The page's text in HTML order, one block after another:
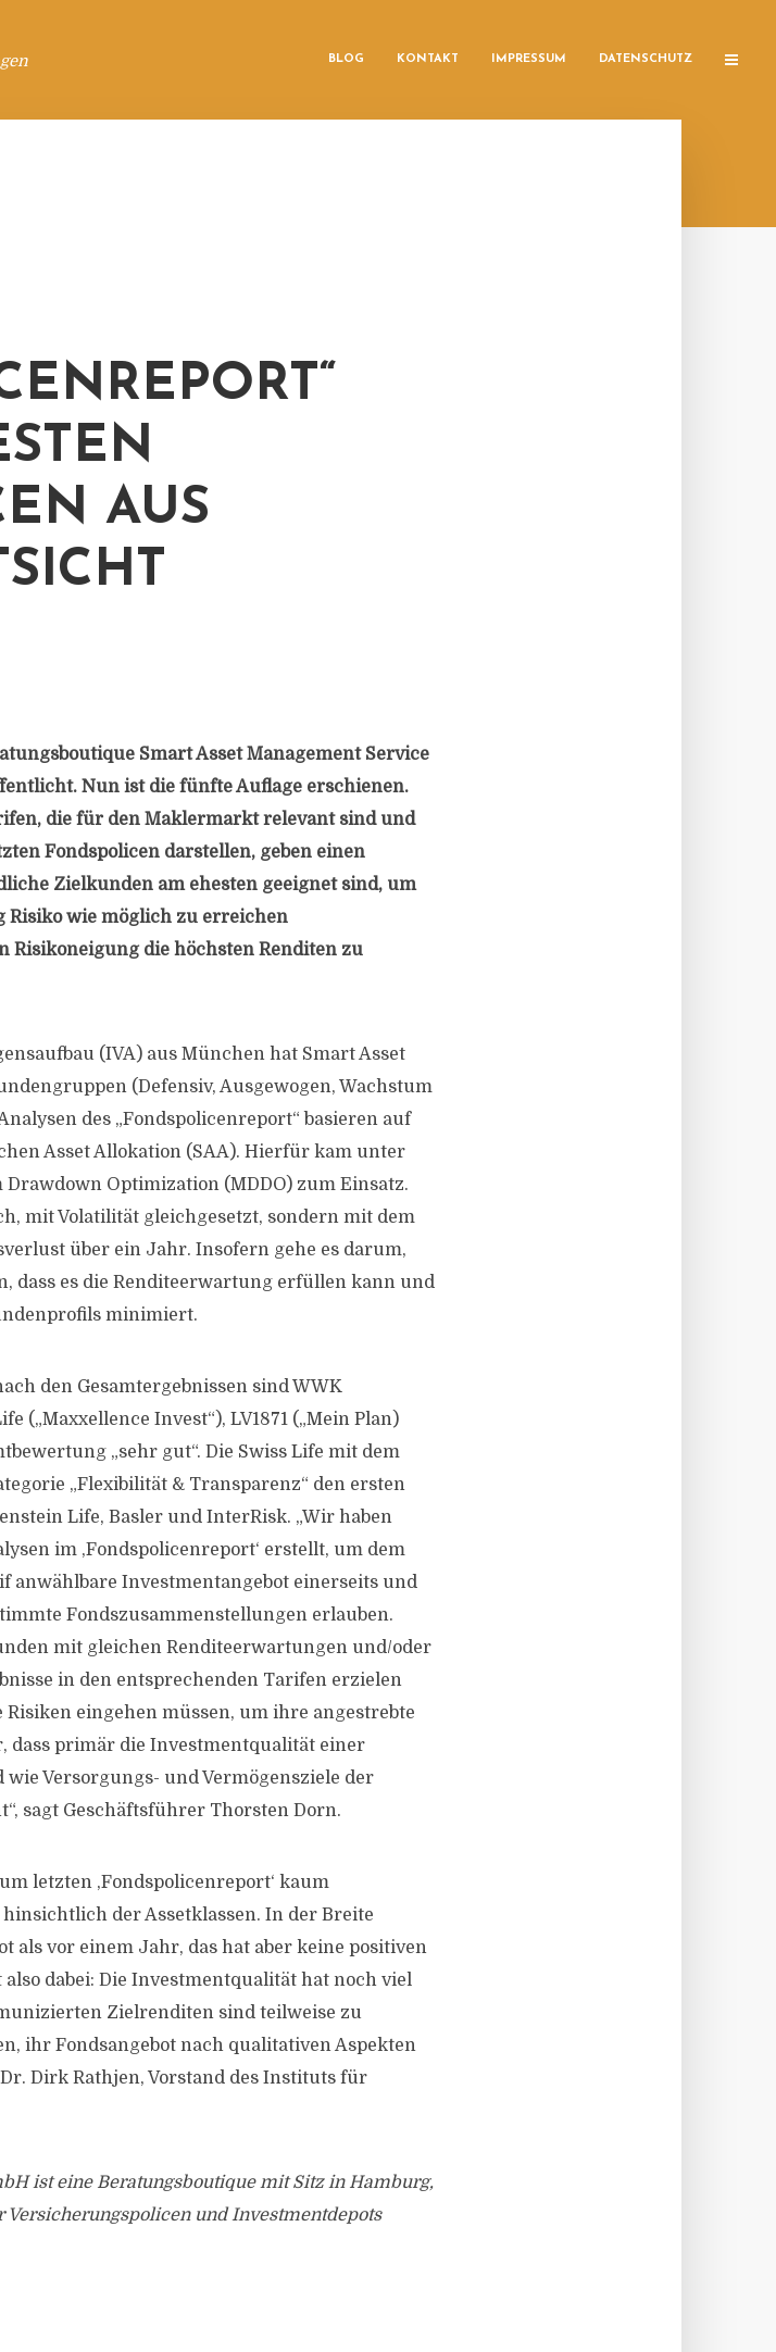
BLOG KONTAKT IMPRESSUM DATENSCHUTZ
AUS
Smart Asset Management Service
Nun ist die fünfte Auflage erschienen.
die für den Maklermarkt relevant sind und
Fondspolicen darstellen, geben einen
Zielkunden am ehesten geeignet sind, um
Risiko wie möglich zu erreichen
Risikoneigung die höchsten Renditen zu
(IVA) aus München hat Smart Asset
(Defensiv, Ausgewogen, Wachstum
des „Fondspolicenreport“ basieren auf
Asset Allokation (SAA). Hierfür kam unter
Optimization (MDDO) zum Einsatz.
mit Volatilität gleichgesetzt, sondern mit dem
über ein Jahr. Insofern gehe es darum,
dass es die Renditeerwartung erfüllen kann und
minimiert.
den Gesamtergebnissen sind WWK
(„Maxxellence Invest“), LV1871 („Mein Plan)
„sehr gut“. Die Swiss Life mit dem
„Flexibilität & Transparenz“ den ersten
Life, Basler und InterRisk. „Wir haben
im ‚Fondspolicenreport‘ erstellt, um dem
anwählbare Investmentangebot einerseits und
Fondszusammenstellungen erlauben.
mit gleichen Renditeerwartungen und/oder
in den entsprechenden Tarifen erzielen
eingehen müssen, um ihre angestrebte
dass primär die Investmentqualität einer
Versorgungs- und Vermögensziele der
sagt Geschäftsführer Thorsten Dorn.
letzten ‚Fondspolicenreport‘ kaum
der Assetklassen. In der Breite
als vor einem Jahr, das hat aber keine positiven
dabei: Die Investmentqualität hat noch viel
Zielrenditen sind teilweise zu
ihr Fondsangebot nach qualitativen Aspekten
Dirk Rathjen, Vorstand des Instituts für
ist eine Beratungsboutique mit Sitz in Hamburg,
und Investmentdepots